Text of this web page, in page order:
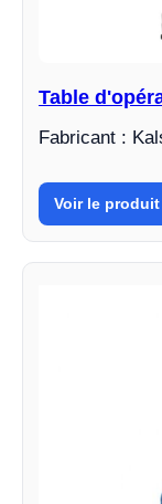
Table
Fabricant :
Voir le produit